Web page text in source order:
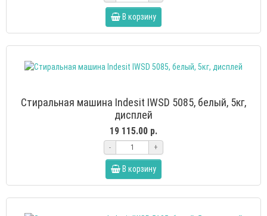
В корзину
Стиральная машина Indesit IWSD 5085, белый, 5кг,
дисплей
19 115.00 р.
- +
В корзину